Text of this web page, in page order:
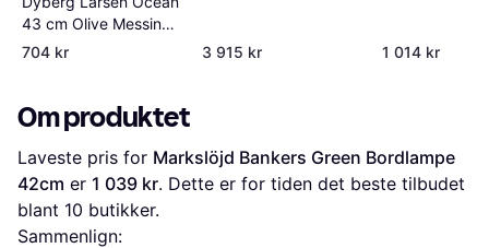
43 cm Olive Messing
Bordlampe 43cm
704 kr 3 915 kr 1 014 kr
Om produktet
Laveste pris for Markslöjd Bankers Green Bordlampe
42cm er 1 039 kr. Dette er for tiden det beste tilbudet
blant 10 butikker.
Sammenlign: